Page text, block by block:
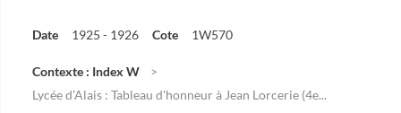
Date 1925 - 1926 Cote 1W570
Contexte : Index W
Lycée d'Alais : Tableau d'honneur à Jean Lorcerie (4e...